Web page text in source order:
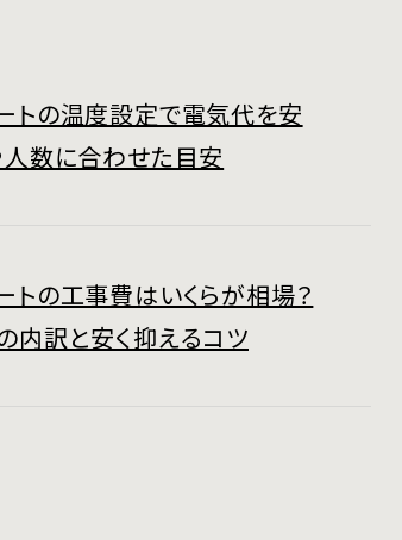
トの温度設定で電気代を安
人数に合わせた目安
トの工事費はいくらが相場？
内訳と安く抑えるコツ